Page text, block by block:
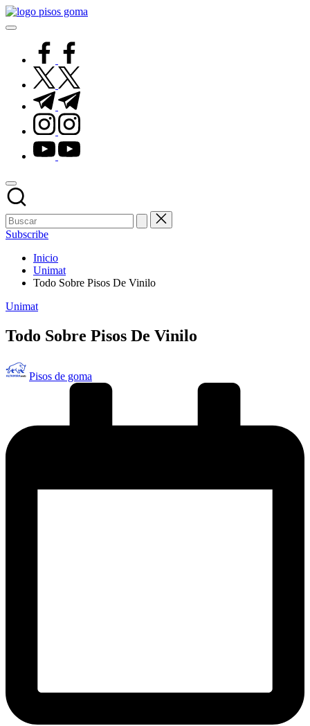
Saltar
al
facebook.com
twitter.com
t.me
instagram.com
youtube.com
Subscribe
Inicio
Unimat
Todo Sobre Pisos De Vinilo
Publicado
Unimat
Todo Sobre Pisos De Vinilo
Publicado
por
Pisos de goma